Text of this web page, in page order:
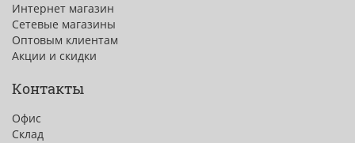
Интернет магазин
Сетевые магазины
Оптовым клиентам
Акции и скидки
Контакты
Офис
Склад